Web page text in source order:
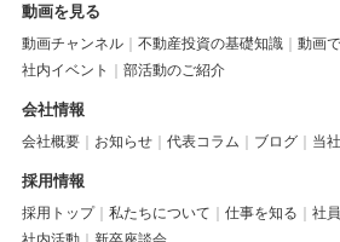
動画を見る
動画チャンネル 不動産投資の基礎知識
動画
社内イベント
部活動のご紹介
会社情報
会社概要 お知らせ 代表コラム ブログ 当
採用情報
採用トップ 私たちについて 仕事を知る 社